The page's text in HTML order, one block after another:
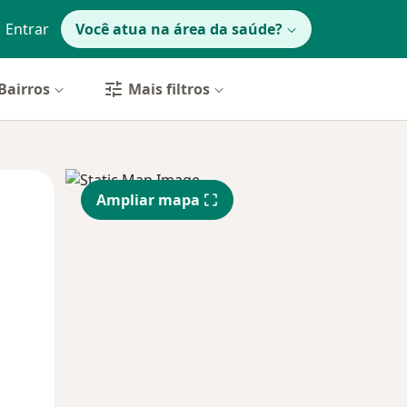
Entrar Você atua na área da saúde?
Mais filtros
Sex,
14 Ago
Sáb,
15 Ago
Ampliar mapa